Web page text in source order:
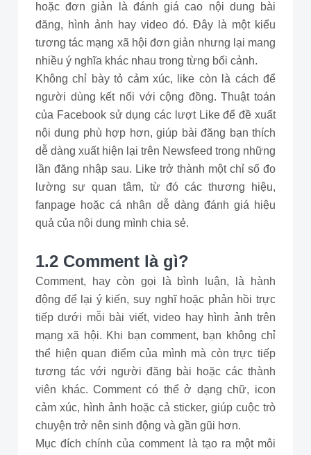
hoặc đơn giản là đánh giá cao nội dung bài
đăng, hình ảnh hay video đó. Đây là một kiểu
tương tác mạng xã hội đơn giản nhưng lại mang
nhiều ý nghĩa khác nhau trong từng bối cảnh.
Không chỉ bày tỏ cảm xúc, like còn là cách để
người dùng kết nối với cộng đồng. Thuật toán
của Facebook sử dụng các lượt Like để đề xuất
nội dung phù hợp hơn, giúp bài đăng bạn thích
dễ dàng xuất hiện lại trên Newsfeed trong những
lần đăng nhập sau. Like trở thành một chỉ số đo
lường sự quan tâm, từ đó các thương hiệu,
fanpage hoặc cá nhân dễ dàng đánh giá hiệu
quả của nội dung mình chia sẻ.
1.2 Comment là gì?
Comment, hay còn gọi là bình luận, là hành
động để lại ý kiến, suy nghĩ hoặc phản hồi trực
tiếp dưới mỗi bài viết, video hay hình ảnh trên
mạng xã hội. Khi bạn comment, bạn không chỉ
thể hiện quan điểm của mình mà còn trực tiếp
tương tác với người đăng bài hoặc các thành
viên khác. Comment có thể ở dạng chữ, icon
cảm xúc, hình ảnh hoặc cả sticker, giúp cuộc trò
chuyện trở nên sinh động và gần gũi hơn.
Mục đích chính của comment là tạo ra một môi